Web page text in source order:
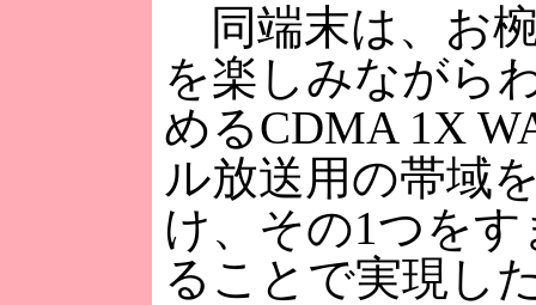
同端末は、お
を楽しみながら
めるCDMA 1X
ル放送用の帯域
け、その1つを
ることで実現し